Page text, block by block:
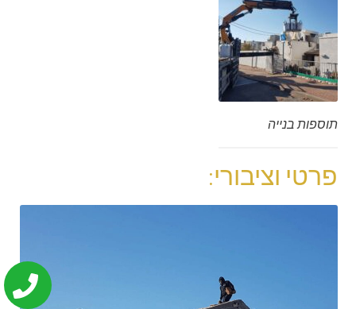
תוספות בנייה
פרטי וציבורי: